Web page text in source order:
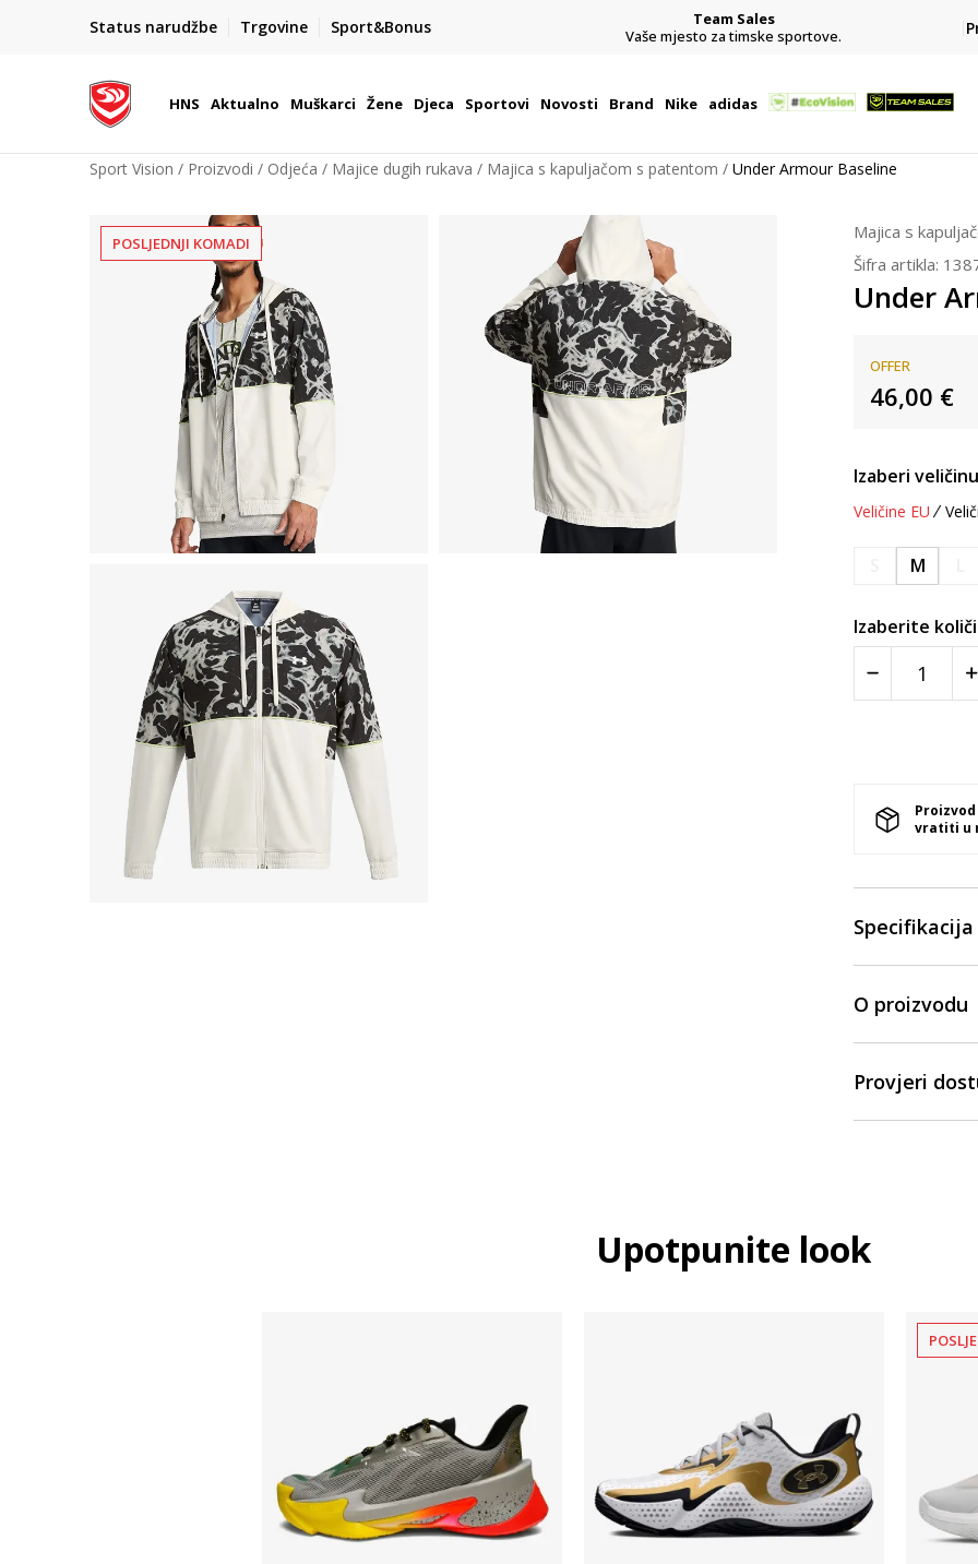
Status narudžbe Trgovine Sport&Bonus
BOX NOW
Dostava 1,50 €
| Više od 800 paketomata u Hrvatskoj
Team Sales
Vaše mjesto za timske sportove.
HNS Aktualno Muškarci Žene Djeca Sportovi Novosti Brand Nike adidas
Sport Vision Proizvodi Odjeća Majice dugih rukava Majica s kapuljačom s patentom Under Armour Baseline
POSLJEDNJI KOMADI
Majica s
Šifra artikla:
Under
OFFER
46,00 €
Izaberi
Veličine EU
M
Izaberite
vratiti u
Specifikacija
O proizvodu
Provjeri
Upotpunite look